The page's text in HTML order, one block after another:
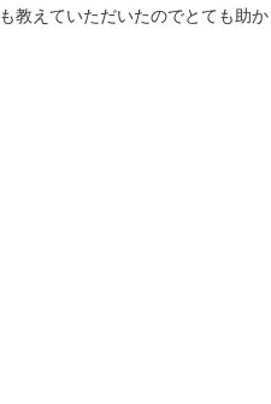
教えていただいたのでとても助